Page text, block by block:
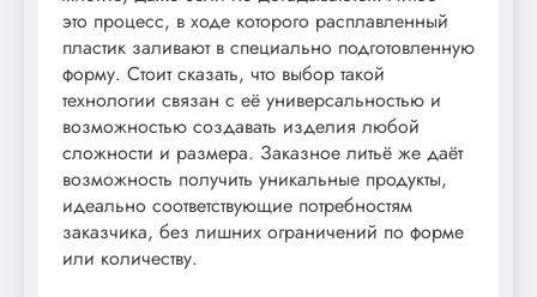
это процесс, в ходе которого расплавленный
пластик заливают в специально подготовленную
форму. Стоит сказать, что выбор такой
технологии связан с её универсальностью и
возможностью создавать изделия любой
сложности и размера. Заказное литьё же даёт
возможность получить уникальные продукты,
идеально соответствующие потребностям
заказчика, без лишних ограничений по форме
или количеству.